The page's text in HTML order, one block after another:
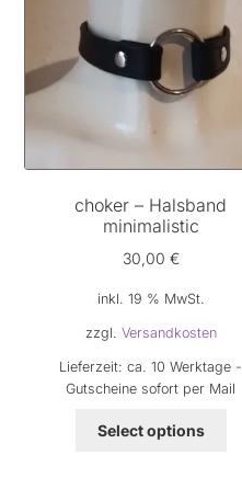
choker – Halsband
minimalistic
30,00 €
inkl. 19 % MwSt.
zzgl. Versandkosten
Lieferzeit:ca. 10 Werktage -
Gutscheine sofort per Mail
Select options